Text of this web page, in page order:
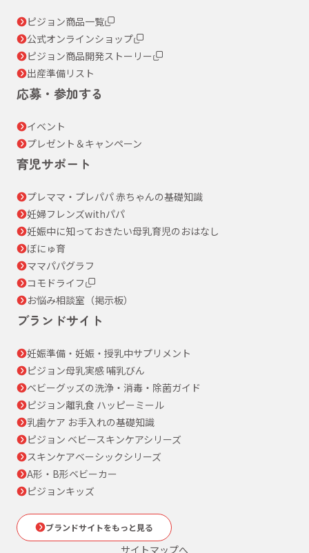
ピジョン商品一覧
公式オンラインショップ
ピジョン商品開発ストーリー
出産準備リスト
応募・参加する
イベント
プレゼント＆キャンペーン
育児サポート
プレママ・プレパパ 赤ちゃんの基礎知識
妊婦フレンズwithパパ
妊娠中に知っておきたい母乳育児のおはなし
ぼにゅ育
ママパパグラフ
コモドライフ
お悩み相談室（掲示板）
ブランドサイト
妊娠準備・妊娠・授乳中サプリメント
ピジョン母乳実感 哺乳びん
ベビーグッズの洗浄・消毒・除菌ガイド
ピジョン離乳食 ハッピーミール
乳歯ケア お手入れの基礎知識
ピジョン ベビースキンケアシリーズ
スキンケアベーシックシリーズ
A形・B形ベビーカー
ピジョンキッズ
ブランドサイトをもっと見る
サイトマップへ